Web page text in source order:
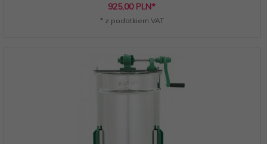
925,00 PLN*
* z podatkiem VAT